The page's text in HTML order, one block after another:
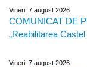
Vineri, 7 august 2026
COMUNICAT DE
„Reabilitarea
Vineri, 7 august 2026